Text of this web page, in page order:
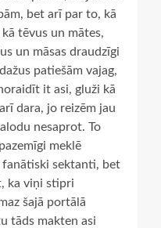
bet arī par to, kā
tēvus un mātes,
un māsas draudzīgi
patiešām vajag,
it asi, gluži kā
dara, jo reizēm jau
nesaprot. To
meklē
fanātiski sektanti, bet
ka viņi stipri
šajā portālā
tāds makten asi